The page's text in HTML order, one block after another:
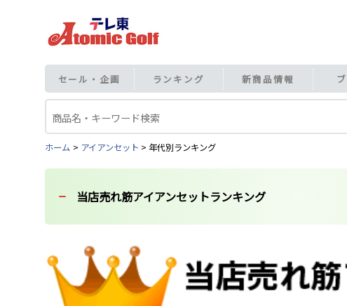
セール・企画 ランキング 新商品情報
ホーム アイアンセット 年代別ランキング
当店売れ筋アイアンセットランキング